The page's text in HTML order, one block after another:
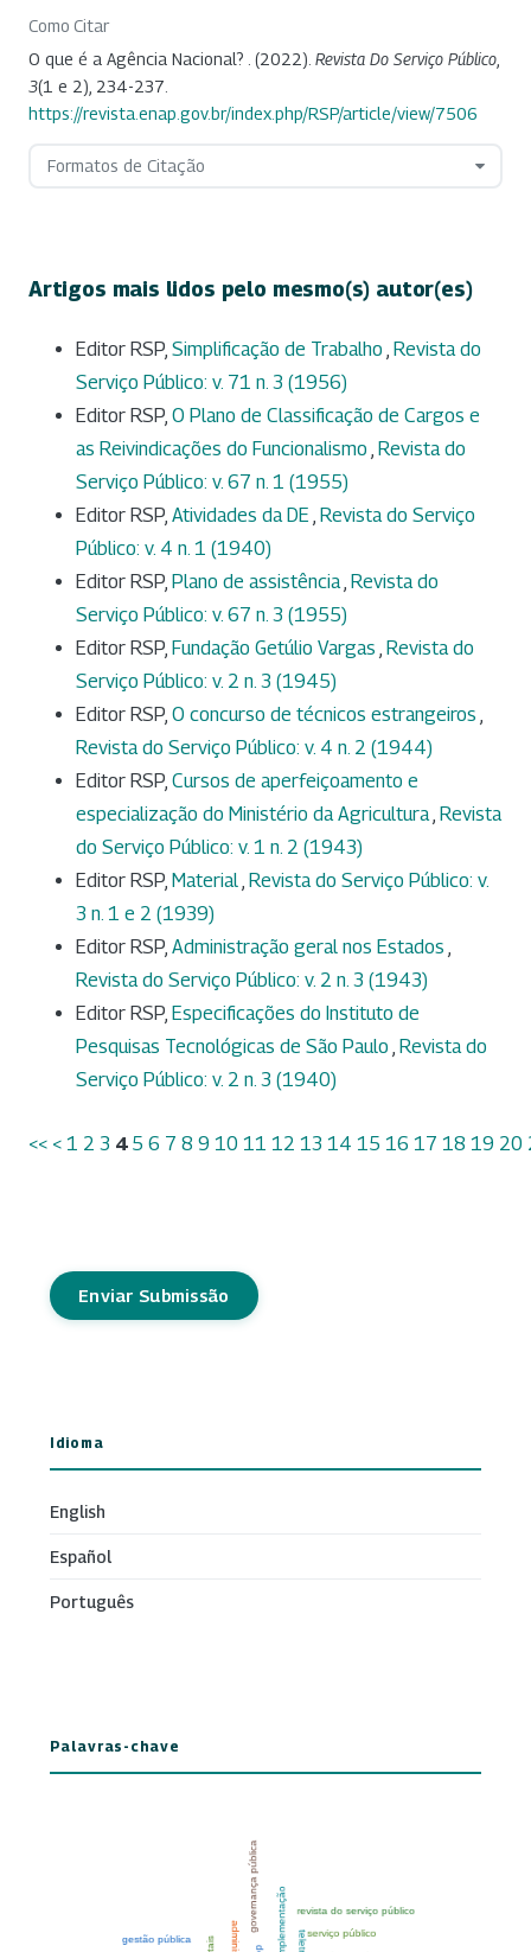
Como Citar
O que é a Agência Nacional? . (2022). Revista Do Serviço Público
3(1 e 2), 234-237.
https://revista.enap.gov.br/index.php/RSP/article/view/7506
Formatos de Citação
Artigos mais lidos pelo mesmo(s) autor(es)
Editor RSP, Simplificação de Trabalho , Revista do
Serviço Público: v. 71 n. 3 (1956)
Editor RSP, O Plano de Classificação de Cargos e
as Reivindicações do Funcionalismo , Revista do
Serviço Público: v. 67 n. 1 (1955)
Editor RSP, Atividades da DE , Revista do Serviço
Público: v. 4 n. 1 (1940)
Editor RSP, Plano de assistência, Revista do
Serviço Público: v. 67 n. 3 (1955)
Editor RSP, Fundação Getúlio Vargas , Revista do
Serviço Público: v. 2 n. 3 (1945)
Editor RSP, O concurso de técnicos estrangeiros ,
Revista do Serviço Público: v. 4 n. 2 (1944)
Editor RSP, Cursos de aperfeiçoamento e
especialização do Ministério da Agricultura, Revista
do Serviço Público: v. 1 n. 2 (1943)
Editor RSP, Material, Revista do Serviço Público: v.
3 n. 1 e 2 (1939)
Editor RSP, Administração geral nos Estados ,
Revista do Serviço Público: v. 2 n. 3 (1943)
Editor RSP, Especificações do Instituto de
Pesquisas Tecnológicas de São Paulo , Revista do
Serviço Público: v. 2 n. 3 (1940)
<< < 1 2 3 4 5 6 7 8 9 10 11 12 13 14 15 16 17 18 19 20
Enviar Submissão
Idioma
English
Español
Português
Palavras-chave